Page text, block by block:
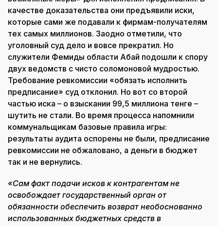
качестве доказательства они предъявили иски,
которые сами же подавали к фирмам-получателям
тех самых миллионов. Заодно отметили, что
уголовный суд дело и вовсе прекратил. Но
служители Фемиды области Абай подошли к спору
двух ведомств с чисто соломоновой мудростью.
Требование ревкомиссии «обязать исполнить
предписание» суд отклонил. Но вот со второй
частью иска – о взыскании 99,5 миллиона тенге –
шутить не стали. Во время процесса напомнили
коммунальщикам базовые правила игры:
результаты аудита оспорены не были, предписание
ревкомиссии не обжаловано, а деньги в бюджет
так и не вернулись.
«Сам факт подачи исков к контрагентам не
освобождает государственный орган от
обязанности обеспечить возврат необоснованно
использованных бюджетных средств в